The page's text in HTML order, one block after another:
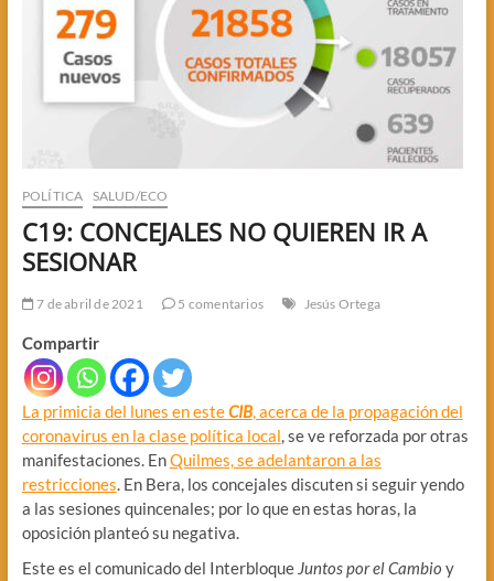
POLÍTICA SALUD/ECO
C19: CONCEJALES NO QUIEREN IR A
SESIONAR
7 de abril de 2021 5 comentarios Jesús Ortega
Compartir
La primicia del lunes en esteCIB, acerca de la propagación del
coronavirus en la clase política local, se ve reforzada por otras
manifestaciones. EnQuilmes, se adelantaron a las
restricciones. En Bera, los concejales discuten si seguir yendo
a las sesiones quincenales; por lo que en estas horas, la
oposición planteó su negativa.
Este es el comunicado del Interbloque Juntos por el Cambio y